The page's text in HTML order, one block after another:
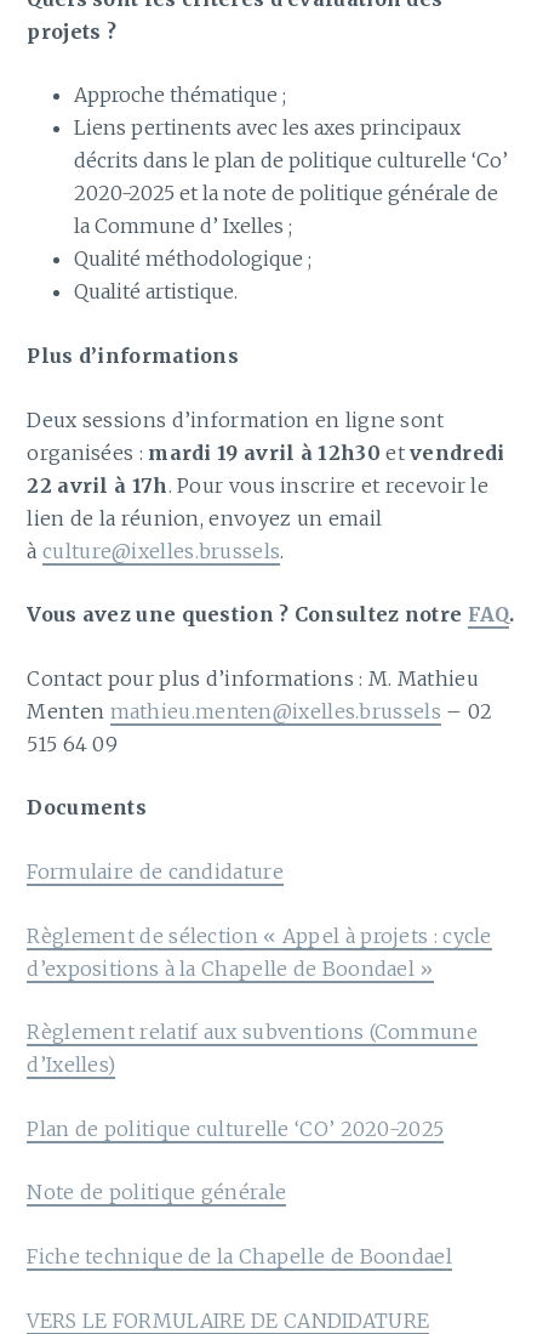
projets ?
Approche thématique ;
Liens pertinents avec les axes principaux
décrits dans le plan de politique culturelle ‘Co’
2020-2025 et la note de politique générale de
la Commune d’ Ixelles ;
Qualité méthodologique ;
Qualité artistique.
Plus d’informations
Deux sessions d’information en ligne sont
organisées : mardi 19 avril à 12h30etvendredi
22 avril à 17h . Pour vous inscrire et recevoir le
lien de la réunion, envoyez un email
à culture@ixelles.brussels.
Vous avez une question ? Consultez notre FAQ.
Contact pour plus d’informations : M. Mathieu
Menten mathieu.menten@ixelles.brussels – 02
515 64 09
Documents
Formulaire de candidature
Règlement de sélection « Appel à projets : cycle
d’expositions à la Chapelle de Boondael »
Règlement relatif aux subventions (Commune
d’Ixelles)
Plan de politique culturelle ‘CO’ 2020-2025
Note de politique générale
Fiche technique de la Chapelle de Boondael
VERS LE FORMULAIRE DE CANDIDATURE